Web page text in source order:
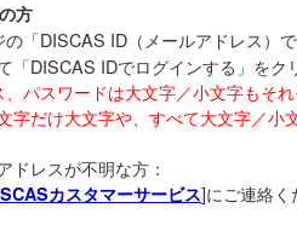
方
の「DISCAS ID（メールアドレス）
「DISCAS IDでログインする」をク
パスワードは大文字／小文字もそ
字だけ大文字や、 すべて大文字／小
ドレスが不明な方：
カスタマーサービス]にご連絡く